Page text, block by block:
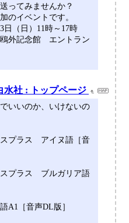
ってみませんか？
のイベントです。
日（日）11時～17時
外記念館 エントラン
水社 : トップページ
いいのか、いけないの
プラス アイヌ語［音
プラス ブルガリア語
A1［音声DL版］